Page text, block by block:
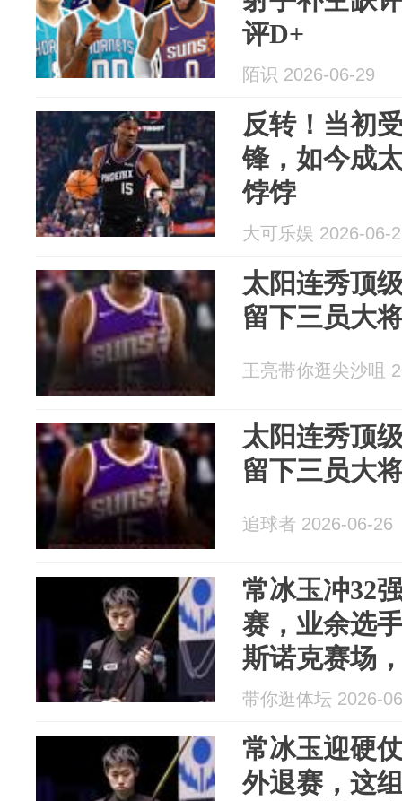
评D+
陌识 2026-06-29
反转！当初
锋，如今成
饽饽
大可乐娱 2026-06-
太阳连秀顶
留下三员大
王亮带你逛尖沙咀
太阳连秀顶
留下三员大
追球者 2026-06-26
常冰玉冲32
赛，业余选
斯诺克赛场
角斗场
带你逛体坛 2026-
常冰玉迎硬
外退赛，这